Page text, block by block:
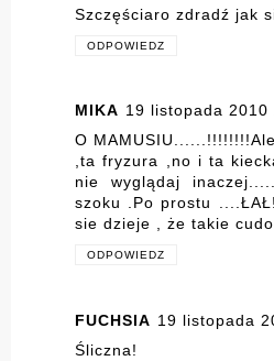
Szczęściaro zdradź jak
ODPOWIEDZ
MIKA 19 listopada 2010
O
,ta fryzura ,no i ta
nie wyglądaj
szoku .Po prostu
sie dzieje , że takie
ODPOWIEDZ
FUCHSIA 19 listopada
Śliczna!